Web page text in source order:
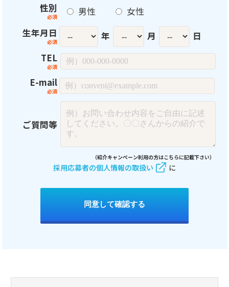
性別
男性
女性
生年月日
年 月
日
TEL
E-mail
ご質問等
（紹介キャンペーン利用の方はこちらに記載下さい）
採用応募者の個人情報の取扱い に
同意して確認する